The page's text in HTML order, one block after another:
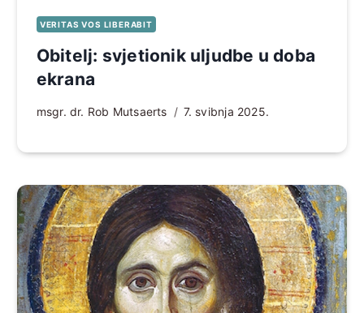
VERITAS VOS LIBERABIT
Obitelj: svjetionik uljudbe u doba
ekrana
msgr. dr. Rob Mutsaerts 7. svibnja 2025.